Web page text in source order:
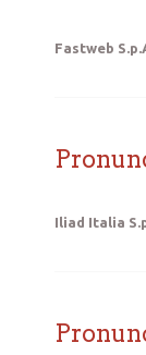
Fastweb
Iliad Italia